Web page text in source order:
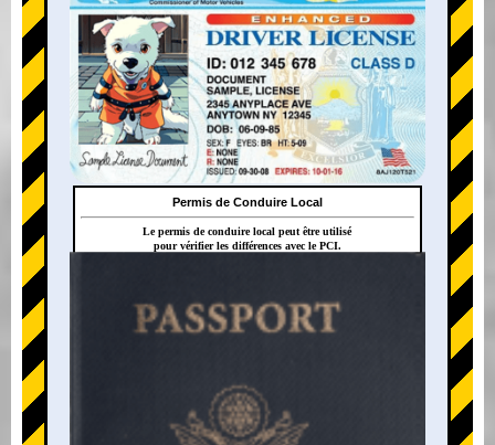
+
Permis de Conduire Local
Le permis de conduire local peut être utilisé
pour vérifier les différences avec le PCI.